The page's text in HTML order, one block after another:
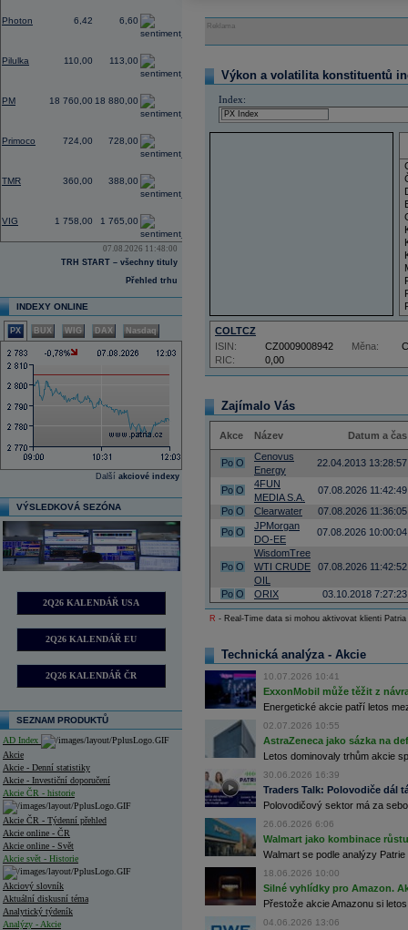
Photon 6,42 6,60
Pilulka 110,00 113,00
0,00
PM 18 760,00 18 880,00
0,53
Primoco 724,00 728,00
TMR 360,00 388,00
VIG 1 758,00 1 765,00
07.08.2026 11:48:00
TRH START – všechny tituly
Přehled trhu
INDEXY ONLINE
PX BUX WIG DAX Nasdaq
Další akciové indexy
VÝSLEDKOVÁ SEZÓNA
2Q26 KALENDÁŘ USA
2Q26 KALENDÁŘ EU
2Q26 KALENDÁŘ ČR
SEZNAM PRODUKTŮ
AD Index
Akcie
Akcie - Denní statistiky
Akcie - Investiční doporučení
Akcie ČR - historie
Akcie ČR - Týdenní přehled
Akcie online - ČR
Akcie online - Svět
Akcie svět - Historie
Akciový slovník
Aktuální diskusní téma
Analytický týdeník
Analýzy - Akcie
Reklama
Výkon a volatilita konstituentů
Index:
COLTCZ
RIC: 0,00
ISIN: CZ0009008942 Měna:
Zajímalo Vás
Akce Název Datum a čas
Po O
Cenovus
Energy
22.04.2013 13:28:57
Po O
4FUN
MEDIA S.A.
07.08.2026 11:42:49
Po O Clearwater
07.08.2026 11:36:05
Po O
JPMorgan
DO-EE
07.08.2026 10:00:04
Po O
WisdomTree
WTI CRUDE
OIL
07.08.2026 11:42:52
Po O ORIX 03.10.2018 7:27:23
R - Real-Time data si mohou aktivovat klienti
Technická analýza - Akcie
10.07.2026 10:41
ExxonMobil může těžit z
Energetické akcie patří letos
02.07.2026 10:55
AstraZeneca jako sázka na
Letos dominovaly trhům akcie
30.06.2026 16:39
Traders Talk: Polovodiče dál
Polovodičový sektor má za
26.06.2026 6:06
Walmart jako kombinace
Walmart se podle analýzy
18.06.2026 10:00
Silné vyhlídky pro Amazon.
Přestože akcie Amazonu si
04.06.2026 13:06